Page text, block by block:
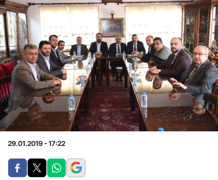
29.01.2019 - 17:22